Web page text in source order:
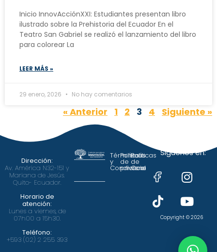
Inicio InnovAcciónXXI: Estudiantes presentan libro
ilustrado sobre la Prehistoria del Ecuador En el
Teatro San Gabriel se realizó el lanzamiento del libro
para colorear La
LEER MÁS »
29 enero, 2026 No hay comentarios
« Anterior 1 2 3 4 Siguiente »
Dirección:
Av. América N32-151 y
Mariana de Jesús.
Quito- Ecuador.
Horario de
atención:
Lunes a viernes, de
07h00 a 15h30.
Teléfono:
+593 (02) 2 255 393
Términos
y
Condiciones
Políticas
de
privacidad
Políticas
de
Cookies
Siguenos en:
Copyright © 2026